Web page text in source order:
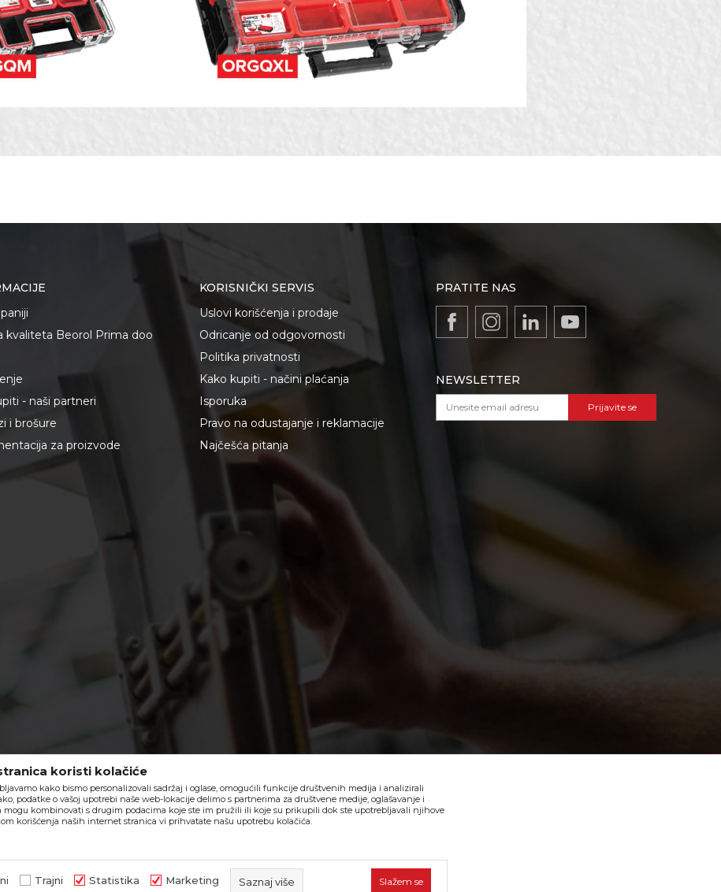
x 379 x 77 MM
koliko je 6 - 1 :
kvaliteta Beorol Prima doo
- naši partneri
i brošure
za proizvode
KORISNIČKI SERVIS
Uslovi korišćenja i prodaje
Odricanje od odgovornosti
Politika privatnosti
Kako kupiti - načini plaćanja
Isporuka
Pravo na odustajanje i reklamacije
Najčešća pitanja
PRATITE NAS
NEWSLETTER
Prijavite se
slika i samih cena, ali ne možemo garantovati da su sve informacije kompletne i bez grešaka. Svi artikli prikazani na sajtu su deo naše ponude
i ne podrazumeva da su dostupni u svakom trenutku.
koristi kolačiće
kako bismo personalizovali sadržaj i oglase, omogućili funkcije društvenih medija i analizirali
podatke o vašoj upotrebi naše web-lokacije delimo s partnerima za društvene medije, oglašavanje i
mogu kombinovati s drugim podacima koje ste im pružili ili koje su prikupili dok ste upotrebljavali njihove
korišćenja naših internet stranica vi prihvatate našu upotrebu kolačića.
Trajni Statistika Marketing Saznaj više Slažem se